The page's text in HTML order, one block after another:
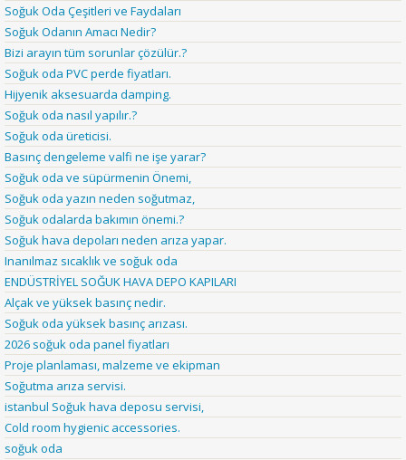
Soğuk Oda Çeşitleri ve Faydaları
Soğuk Odanın Amacı Nedir?
Bizi arayın tüm sorunlar çözülür.?
Soğuk oda PVC perde fiyatları.
Hijyenik aksesuarda damping.
Soğuk oda nasıl yapılır.?
Soğuk oda üreticisi.
Basınç dengeleme valfi ne işe yarar?
Soğuk oda ve süpürmenin Önemi,
Soğuk oda yazın neden soğutmaz,
Soğuk odalarda bakımın önemi.?
Soğuk hava depoları neden arıza yapar.
Inanılmaz sıcaklık ve soğuk oda
ENDÜSTRİYEL SOĞUK HAVA DEPO KAPILARI
Alçak ve yüksek basınç nedir.
Soğuk oda yüksek basınç arızası.
2026 soğuk oda panel fiyatları
Proje planlaması, malzeme ve ekipman
Soğutma arıza servisi.
istanbul Soğuk hava deposu servisi,
Cold room hygienic accessories.
soğuk oda